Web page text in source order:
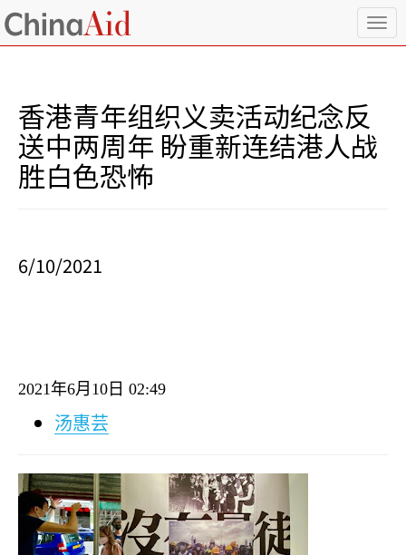
T
o
a
香港青年组织义卖活动纪念反
送中两周年 盼重新连结港人战
胜白色恐怖
6/10/2021
2021年6月 10 日 02:49
汤惠芸